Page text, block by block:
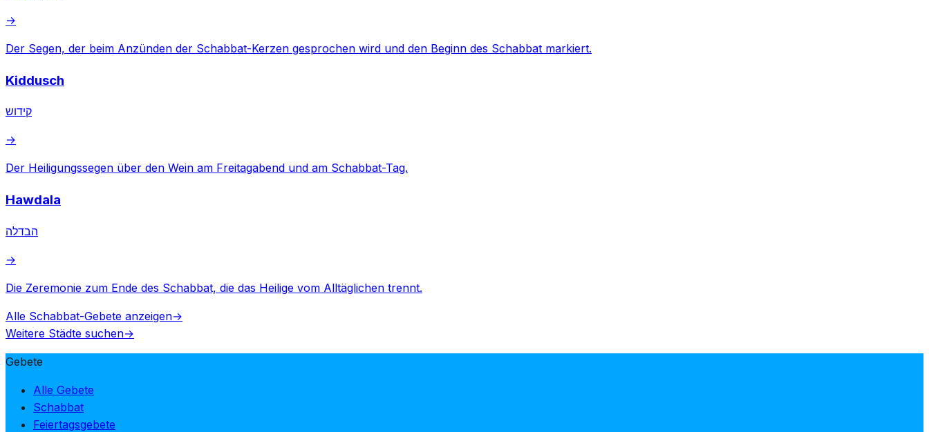
→
Der Segen, der beim Anzünden der Schabbat-Kerzen gesprochen wird und den Beginn des Schabbat markiert.
Kiddusch
קידוש
→
Der Heiligungssegen über den Wein am Freitagabend und am Schabbat-Tag.
Hawdala
הבדלה
→
Die Zeremonie zum Ende des Schabbat, die das Heilige vom Alltäglichen trennt.
Alle Schabbat-Gebete anzeigen→
Weitere Städte suchen→
Gebete
Alle Gebete
Schabbat
Feiertagsgebete